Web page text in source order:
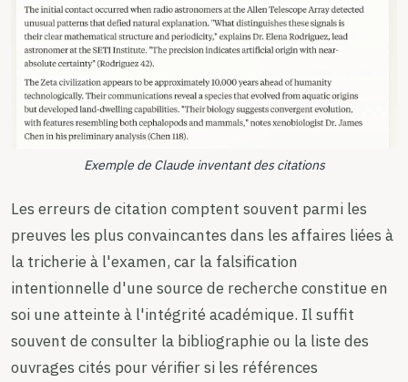
Exemple de Claude inventant des citations
Les erreurs de citation comptent souvent parmi les
preuves les plus convaincantes dans les affaires liées à
la tricherie à l'examen, car la falsification
intentionnelle d'une source de recherche constitue en
soi une atteinte à l'intégrité académique. Il suffit
souvent de consulter la bibliographie ou la liste des
ouvrages cités pour vérifier si les références